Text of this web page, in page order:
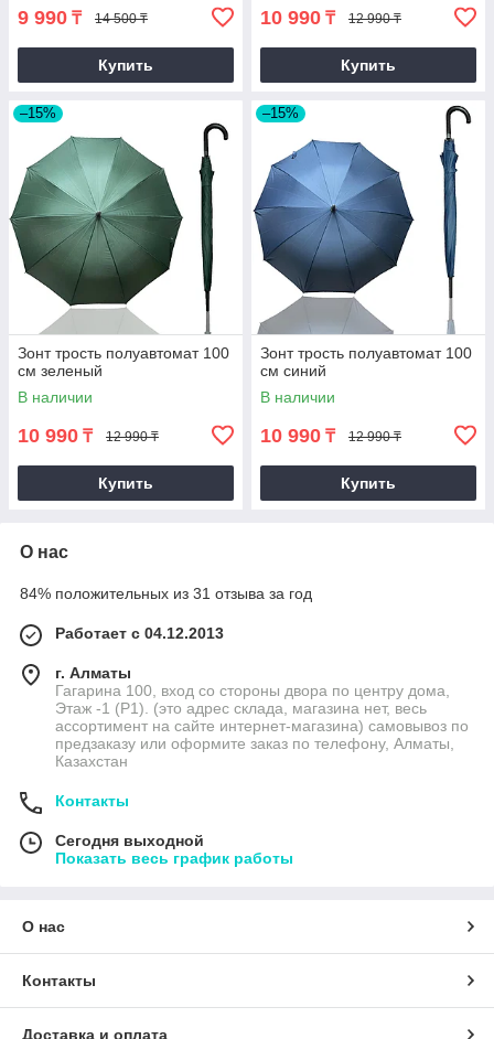
9 990 ₸ 14 500 ₸
Купить
10 990 ₸ 12 990 ₸
Купить
–15%
Зонт трость полуавтомат 100
см зеленый
В наличии
10 990 ₸ 12 990 ₸
Купить
–15%
Зонт трость полуавтомат 100
см синий
В наличии
10 990 ₸ 12 990 ₸
Купить
О нас
84% положительных из 31 отзыва за год
Работает с 04.12.2013
г. Алматы
Гагарина 100, вход со стороны двора по центру дома,
Этаж -1 (P1). (это адрес склада, магазина нет, весь
ассортимент на сайте интернет-магазина) самовывоз по
предзаказу или оформите заказ по телефону, Алматы,
Казахстан
Контакты
Сегодня выходной
Показать весь график работы
О нас
Контакты
Доставка и оплата